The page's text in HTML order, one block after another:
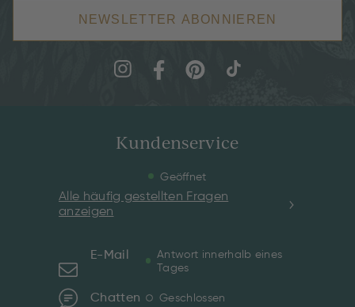
NEWSLETTER ABONNIEREN
Kundenservice
Geöffnet
Alle häufig gestellten Fragen
anzeigen
E-Mail
Antwort innerhalb eines
Tages
Chatten Geschlossen